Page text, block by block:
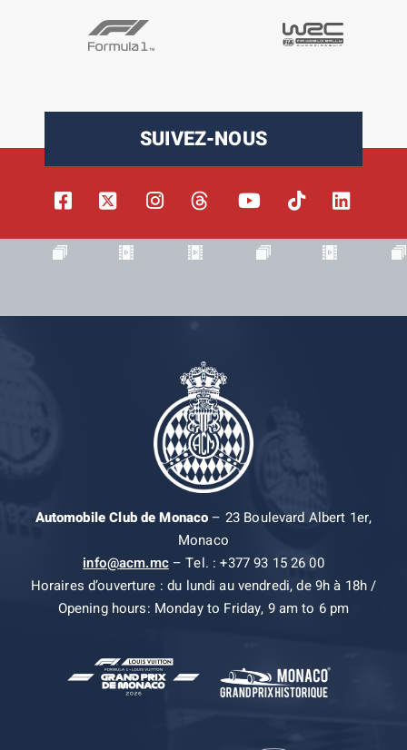
SUIVEZ-NOUS
Automobile Club de Monaco– 23 Boulevard Albert 1er,
Monaco
info@acm.mc– Tel. : +377 93 15 26 00
Horaires d’ouverture : du lundi au vendredi, de 9h à 18h /
Opening hours: Monday to Friday, 9 am to 6 pm